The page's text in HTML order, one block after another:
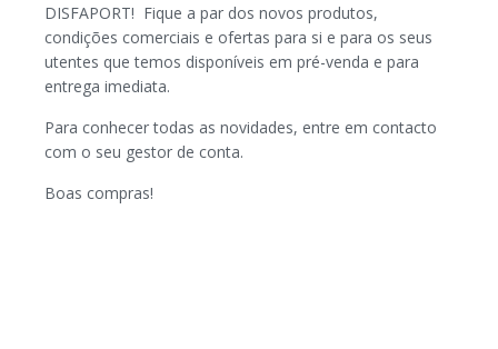
DISFAPORT! Fique a par dos novos produtos,
condições comerciais e ofertas para si e para os seus
utentes que temos disponíveis em pré-venda e para
entrega imediata.
Para conhecer todas as novidades, entre em contacto
com o seu gestor de conta.
Boas compras!